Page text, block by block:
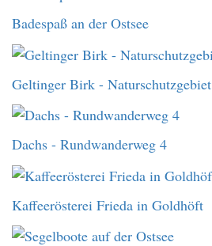
Badespaß an der Ostsee
Geltinger Birk - Naturschutzgebiet
Dachs - Rundwanderweg 4
Kaffeerösterei Frieda in Goldhöft